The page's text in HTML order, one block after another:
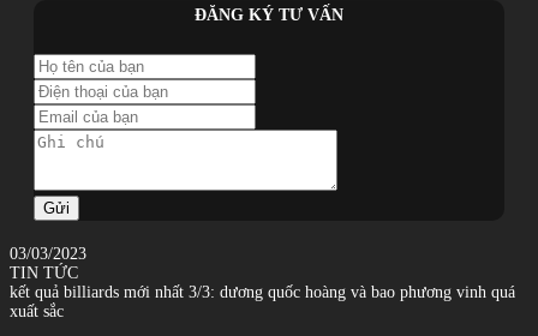
ĐĂNG KÝ TƯ VẤN
Gửi
03/03/2023
TIN TỨC
kết quả billiards mới nhất 3/3: dương quốc hoàng và bao phương vinh quá
xuất sắc